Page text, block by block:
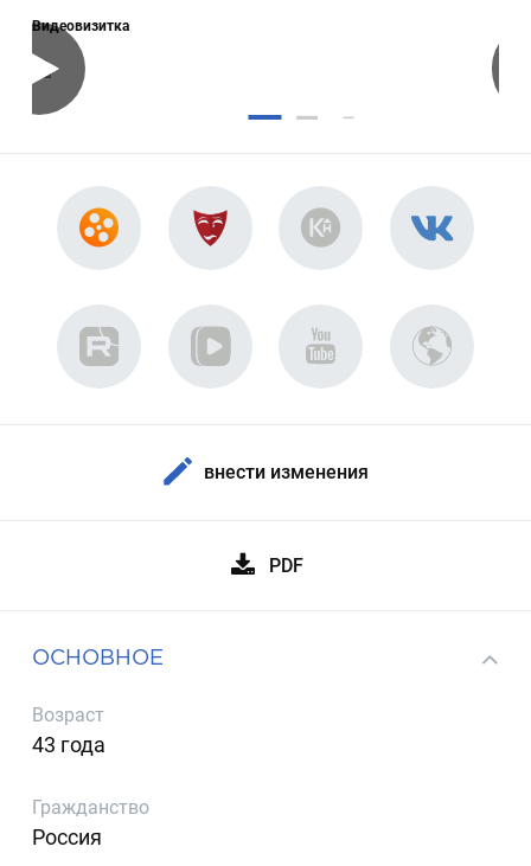
Видеовизитка
внести изменения
PDF
ОСНОВНОЕ
Возраст
43 года
Гражданство
Россия